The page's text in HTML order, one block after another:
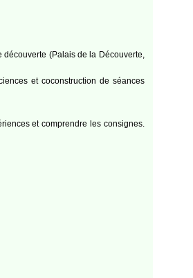
(Palais de la Découverte,
et coconstruction de séances
et comprendre les consignes.